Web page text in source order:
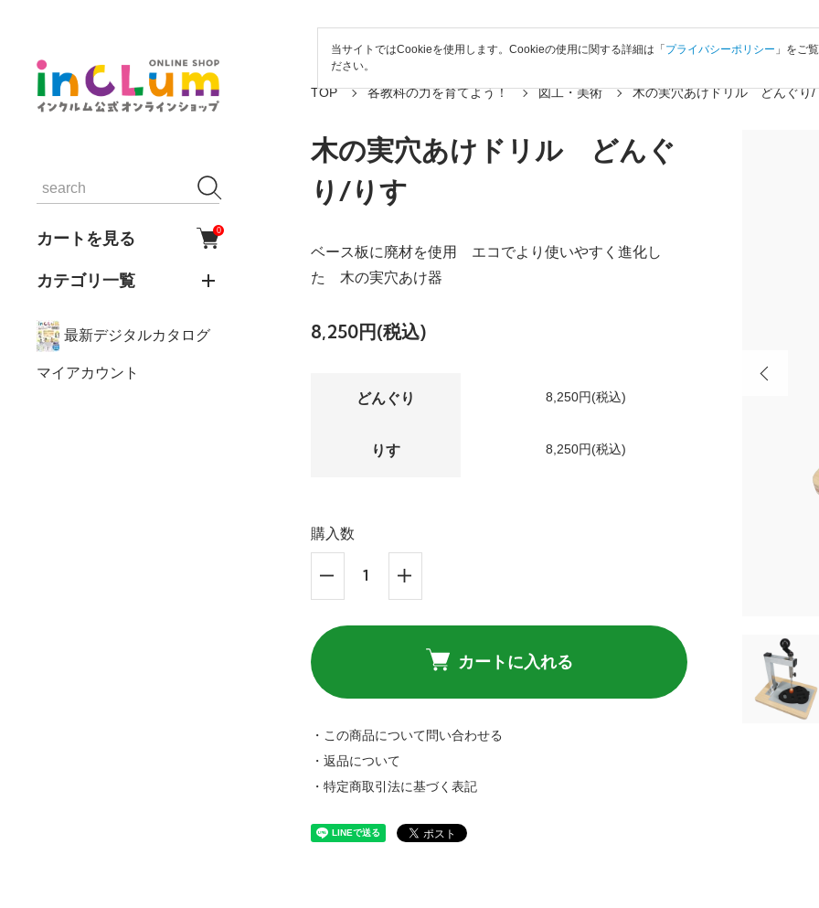
カートを見る 0
カテゴリ一覧
最新デジタルカタログ
マイアカウント
TOP 各教科の力を育てよう！ 図工・美術 木の実穴あけドリル どんぐり/
木の実穴あけドリル どんぐ
り/りす
ベース板に廃材を使用 エコでより使いやすく進化し
た 木の実穴あけ器
8,250円(税込)
どんぐり 8,250円(税込)
りす 8,250円(税込)
購入数
カートに入れる
・この商品について問い合わせる
・返品について
・特定商取引法に基づく表記
当サイトではCookieを使用します。Cookieの使用に関する詳細は「 プライバシーポリシー 」をご
ださい。